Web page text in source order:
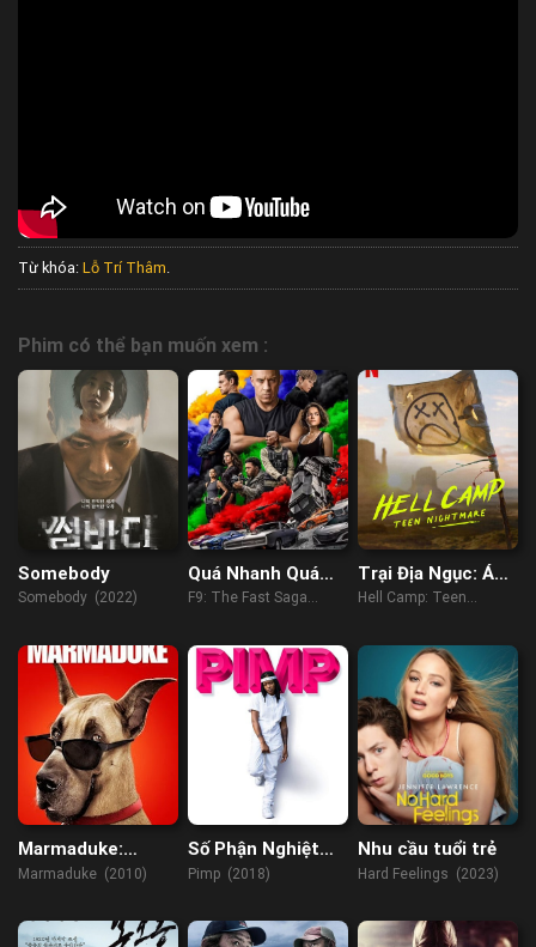
Từ khóa: Lỗ Trí Thâm
Phim có thể bạn muốn xem :
Somebody
Somebody (2022)
Quá Nhanh Quá
Nguy Hiểm 9:
Độ
F9: The Fast Saga
Trại Địa Ngục: Ác
Mộng Tuổi Teen
Hell Camp: Teen
Marmaduke:
Khuấy Động Mùa
Marmaduke (2010)
Số Phận Nghiệt
Ngã
Pimp (2018)
Nhu cầu tuổi trẻ
Hard Feelings (2023)